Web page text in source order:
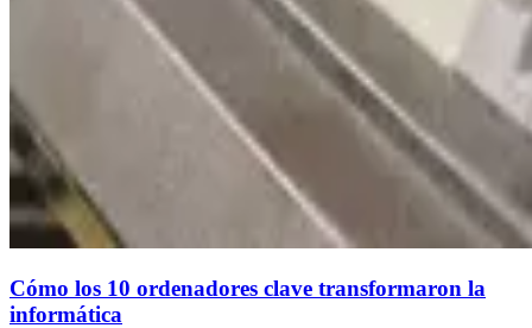
Cómo los 10 ordenadores clave transformaron la
informática